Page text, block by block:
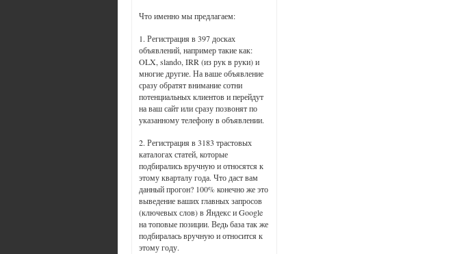
Что именно мы предлагаем:
1. Регистрация в 397 досках
объявлений, например такие как:
OLX, slando, IRR (из рук в руки) и
многие другие. На ваше объявление
сразу обратят внимание сотни
потенциальных клиентов и перейдут
на ваш сайт или сразу позвонят по
указанному телефону в объявлении.
2. Регистрация в 3183 трастовых
каталогах статей, которые
подбирались вручную и относятся к
этому кварталу года. Что даст вам
данный прогон? 100% конечно же это
выведение ваших главных запросов
(ключевых слов) в Яндекс и Google
на топовые позиции. Ведь база так же
подбиралась вручную и относится к
этому году.